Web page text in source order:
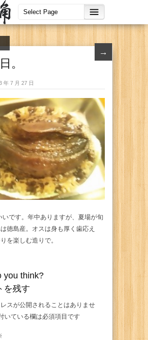
→
。
年 7 月 27 日
いです。年中ありますが、夏場が旬
徳島産。オスは身も厚く歯応え
を楽しむ造りで。
you think?
を残す
スが公開されることはありませ
いている欄は必須項目です